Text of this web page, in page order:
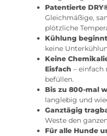
Patentierte
Gleichmäßige,
plötzliche
Kühlung
keine
Keine
Eisfach – einfach
befüllen.
Bis zu 800-mal
langlebig und
Ganztägig
Weste den
Für alle Hunde